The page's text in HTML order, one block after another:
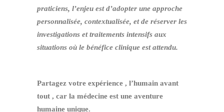
praticiens, l’enjeu est d’adopter une approche
personnalisée, contextualisée, et de réserver les
investigations et traitements intensifs aux
situations où le bénéfice clinique est attendu.
Partagez votre expérience , l’humain avant
tout , car la médecine est une aventure
humaine unique.